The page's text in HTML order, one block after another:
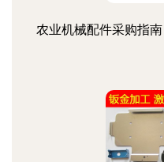
农业机械配件采购指